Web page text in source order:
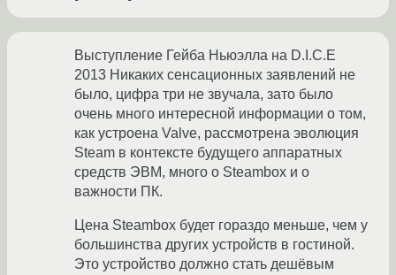
Выступление Гейба Ньюэлла на D.I.C.E
2013 Никаких сенсационных заявлений не
было, цифра три не звучала, зато было
очень много интересной информации о том,
как устроена Valve, рассмотрена эволюция
Steam в контексте будущего аппаратных
средств ЭВМ, много о Steambox и о
важности ПК.
Цена Steambox будет гораздо меньше, чем у
большинства других устройств в гостиной.
Это устройство должно стать дешёвым